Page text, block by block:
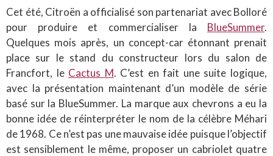
Cet été, Citroën a officialisé son partenariat avec Bolloré
pour produire et commercialiser la BlueSummer.
Quelques mois après, un concept-car étonnant prenait
place sur le stand du constructeur lors du salon de
Francfort, le Cactus M. C’est en fait une suite logique,
avec la présentation maintenant d’un modèle de série
basé sur la BlueSummer. La marque aux chevrons a eu la
bonne idée de réinterpréter le nom de la célèbre Méhari
de 1968. Ce n’est pas une mauvaise idée puisque l’objectif
est sensiblement le même, proposer un cabriolet quatre